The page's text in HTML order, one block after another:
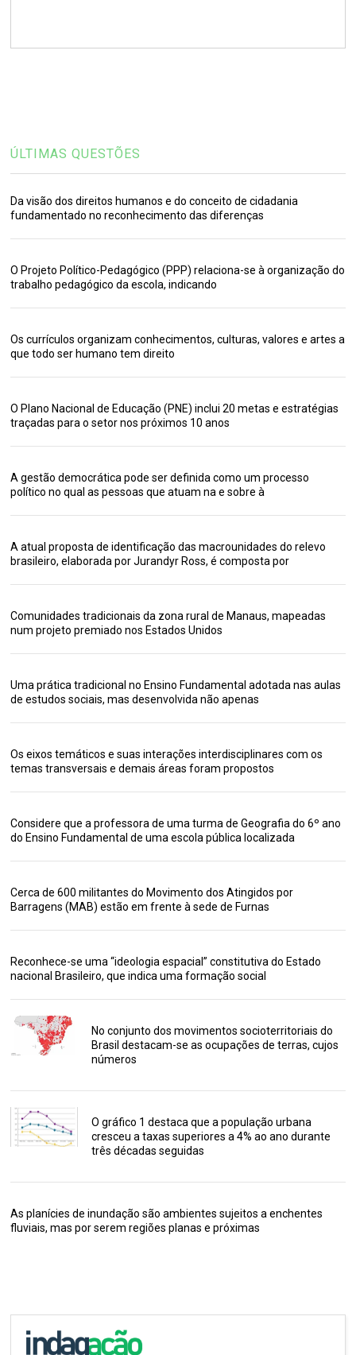
ÚLTIMAS QUESTÕES
Da visão dos direitos humanos e do conceito de cidadania
fundamentado no reconhecimento das diferenças
O Projeto Político-Pedagógico (PPP) relaciona-se à organização do
trabalho pedagógico da escola, indicando
Os currículos organizam conhecimentos, culturas, valores e artes a
que todo ser humano tem direito
O Plano Nacional de Educação (PNE) inclui 20 metas e estratégias
traçadas para o setor nos próximos 10 anos
A gestão democrática pode ser definida como um processo
político no qual as pessoas que atuam na e sobre à
A atual proposta de identificação das macrounidades do relevo
brasileiro, elaborada por Jurandyr Ross, é composta por
Comunidades tradicionais da zona rural de Manaus, mapeadas
num projeto premiado nos Estados Unidos
Uma prática tradicional no Ensino Fundamental adotada nas aulas
de estudos sociais, mas desenvolvida não apenas
Os eixos temáticos e suas interações interdisciplinares com os
temas transversais e demais áreas foram propostos
Considere que a professora de uma turma de Geografia do 6º ano
do Ensino Fundamental de uma escola pública localizada
Cerca de 600 militantes do Movimento dos Atingidos por
Barragens (MAB) estão em frente à sede de Furnas
Reconhece-se uma “ideologia espacial” constitutiva do Estado
nacional Brasileiro, que indica uma formação social
No conjunto dos movimentos socioterritoriais do
Brasil destacam-se as ocupações de terras, cujos
números
O gráfico 1 destaca que a população urbana
cresceu a taxas superiores a 4% ao ano durante
três décadas seguidas
As planícies de inundação são ambientes sujeitos a enchentes
fluviais, mas por serem regiões planas e próximas